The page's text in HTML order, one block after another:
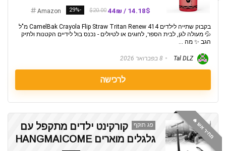
14.18$ / 44₪
$20.00
-29%
Amazon
בקבוק שתייה לילדים CamelBak Crayola Flip Straw Tritan Renew 414 מ"ל
💦 מעולה לגן, לבית הספר, לחוגים או לטיולים - נכנס בול לידיים הקטנות ולתיק
הגב ✨ מה ...
Tal DLZ 8 בפברואר 2026
לרכישה
מחיר אש 🔥 פג תוקף
קורקינט ילדים מתקפל עם
גלגלים מוארים HANGMAICOME